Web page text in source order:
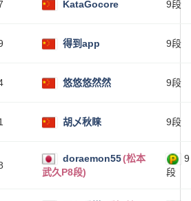
KataGocore 9段
得到app 9段
悠悠悠然然 9段
胡乄秋睐 9段
doraemon55(松本
武久P8段)
9
段